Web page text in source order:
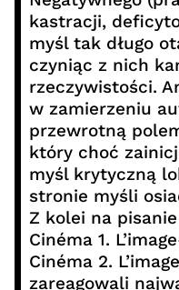
kastracji,
myśl tak długo
czyniąc z nich
rzeczywistości.
w zamierzeniu
przewrotną
który choć
myśl krytyczną
stronie myśli
Z kolei na
Cinéma 1.
Cinéma 2.
zareagowali